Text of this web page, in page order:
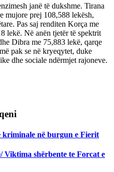
janë të dukshme. Tirana
mujore prej 108,588 lekësh,
Pas saj renditen Korça me
lekë. Në anën tjetër të spektrit
Dibra me 75,883 lekë, qarqe
pak se në kryeqytet, duke
dhe sociale ndërmjet rajoneve.
kriminale në burgun e Fierit
Viktima shërbente te Forcat e